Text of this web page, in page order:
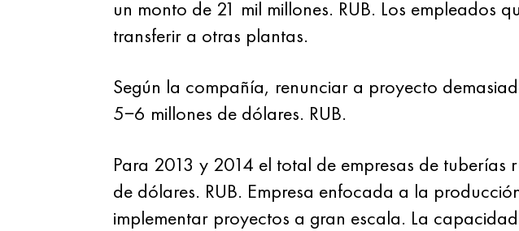
un monto de 21 mil millones. RUB. Los empleados
transferir a otras plantas.
Según la compañía, renunciar a proyecto
5−6 millones de dólares. RUB.
Para 2013 y 2014 el total de empresas de
de dólares. RUB. Empresa enfocada a la
implementar proyectos a gran escala. La